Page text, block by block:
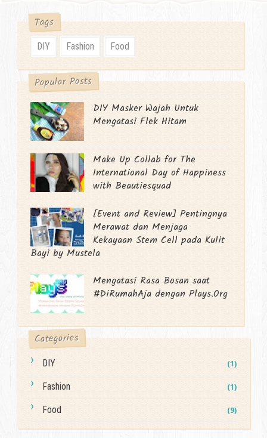
Tags
DIY Fashion Food
Popular Posts
DIY Masker Wajah Untuk
Mengatasi Flek Hitam
Make Up Collab for The
International Day of Happiness
with Beautiesquad
[Event and Review] Pentingnya
Merawat dan Menjaga
Kekayaan Stem Cell pada Kulit
Bayi by Mustela
Mengatasi Rasa Bosan saat
#DiRumahAja dengan Plays.Org
Categories
DIY (1)
Fashion (1)
Food (9)